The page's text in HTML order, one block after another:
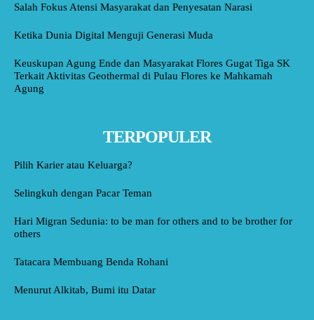
Salah Fokus Atensi Masyarakat dan Penyesatan Narasi
Ketika Dunia Digital Menguji Generasi Muda
Keuskupan Agung Ende dan Masyarakat Flores Gugat Tiga SK
Terkait Aktivitas Geothermal di Pulau Flores ke Mahkamah
Agung
TERPOPULER
Pilih Karier atau Keluarga?
Selingkuh dengan Pacar Teman
Hari Migran Sedunia: to be man for others and to be brother for
others
Tatacara Membuang Benda Rohani
Menurut Alkitab, Bumi itu Datar